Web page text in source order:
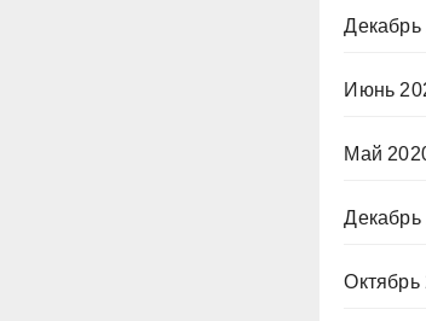
Декабрь
Июнь
Май
Декабрь
Октябрь